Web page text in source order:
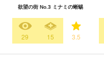
欲望の街 No.3 ミナミの蜥蜴
29 15 3.5